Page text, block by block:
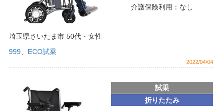
介護保険利用： なし
埼玉県さいたま市 50代・ 女性
999、ECO試乗
2022/04/04
試乗
折りたたみ